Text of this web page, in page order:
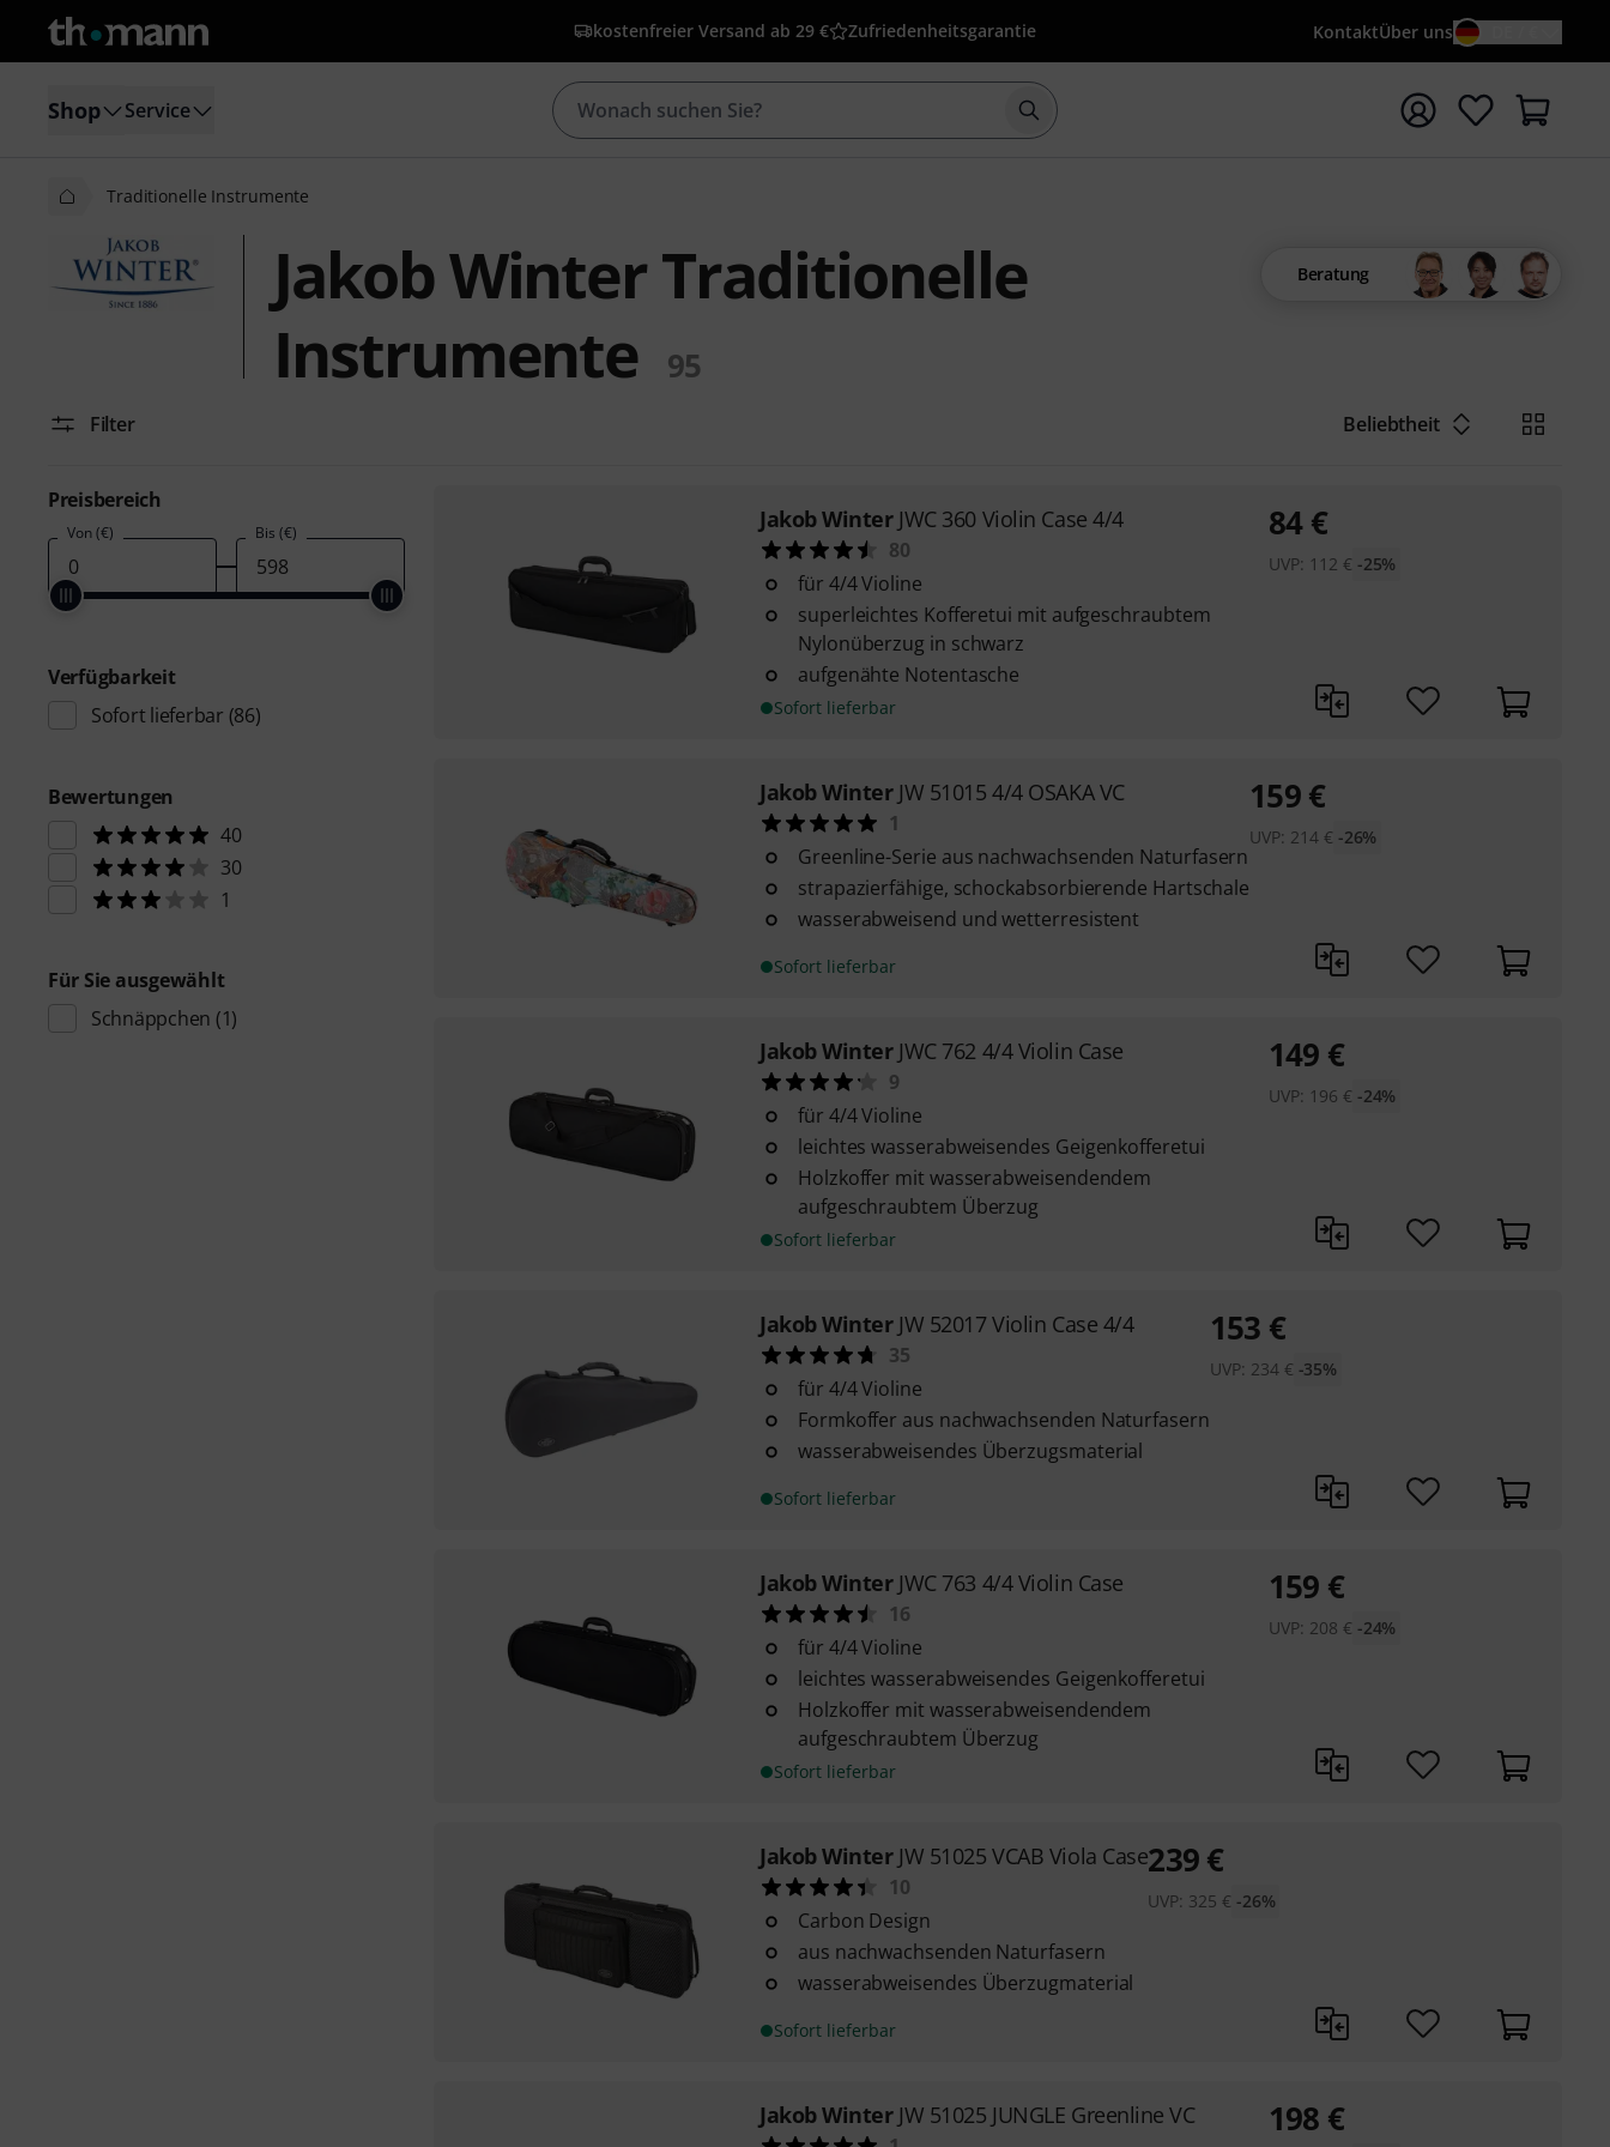
kostenfreier Versand ab 29 € Zufriedenheitsgarantie KontaktÜber uns
Shop Service Suche mit Suchwort {searchTerm} starten
Traditionelle Instrumente
Jakob Winter Traditionelle
Instrumente
95
Beratung
Filter Beliebtheit
Preisbereich
Von (€) Bis (€)
Verfügbarkeit
Sofort lieferbar (86)
Bewertungen
40
30
1
Für Sie ausgewählt
Schnäppchen (1)
Jakob Winter JWC 360 Violin Case 4/4
80
für 4/4 Violine
superleichtes Kofferetui mit aufgeschraubtem
Nylonüberzug in schwarz
aufgenähte Notentasche
Sofort lieferbar
84 €
UVP: 112 € -25%
Jakob Winter JW 51015 4/4 OSAKA VC
1
Greenline-Serie aus nachwachsenden Naturfasern
strapazierfähige, schockabsorbierende Hartschale
wasserabweisend und wetterresistent
Sofort lieferbar
159 €
UVP: 214 € -26%
Jakob Winter JWC 762 4/4 Violin Case
9
für 4/4 Violine
leichtes wasserabweisendes Geigenkofferetui
Holzkoffer mit wasserabweisendendem
aufgeschraubtem Überzug
Sofort lieferbar
149 €
UVP: 196 € -24%
Jakob Winter JW 52017 Violin Case 4/4
35
für 4/4 Violine
Formkoffer aus nachwachsenden Naturfasern
wasserabweisendes Überzugsmaterial
Sofort lieferbar
153 €
UVP: 234 € -35%
Jakob Winter JWC 763 4/4 Violin Case
16
für 4/4 Violine
leichtes wasserabweisendes Geigenkofferetui
Holzkoffer mit wasserabweisendendem
aufgeschraubtem Überzug
Sofort lieferbar
159 €
UVP: 208 € -24%
Jakob Winter JW 51025 VCAB Viola Case
10
Carbon Design
aus nachwachsenden Naturfasern
wasserabweisendes Überzugmaterial
Sofort lieferbar
239€
UVP: 325 € -26%
Jakob Winter JW 51025 JUNGLE Greenline VC 198 €